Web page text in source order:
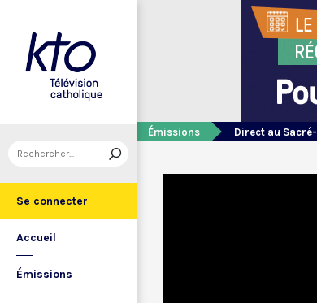
Se connecter
Accueil
Émissions
Émissions Direct au